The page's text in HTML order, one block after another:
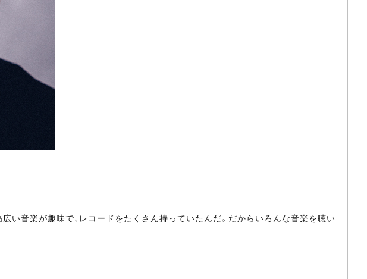
い音楽が趣味で、レコードをたくさん持っていたんだ。だからいろんな音楽を聴い